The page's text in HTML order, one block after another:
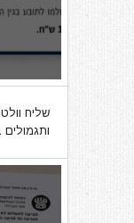
שליח
ותגמולים